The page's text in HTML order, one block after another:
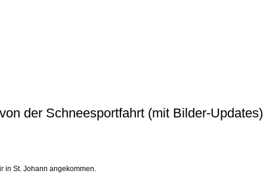
der Schneesportfahrt (mit Bilder-Updates)
in St. Johann angekommen.